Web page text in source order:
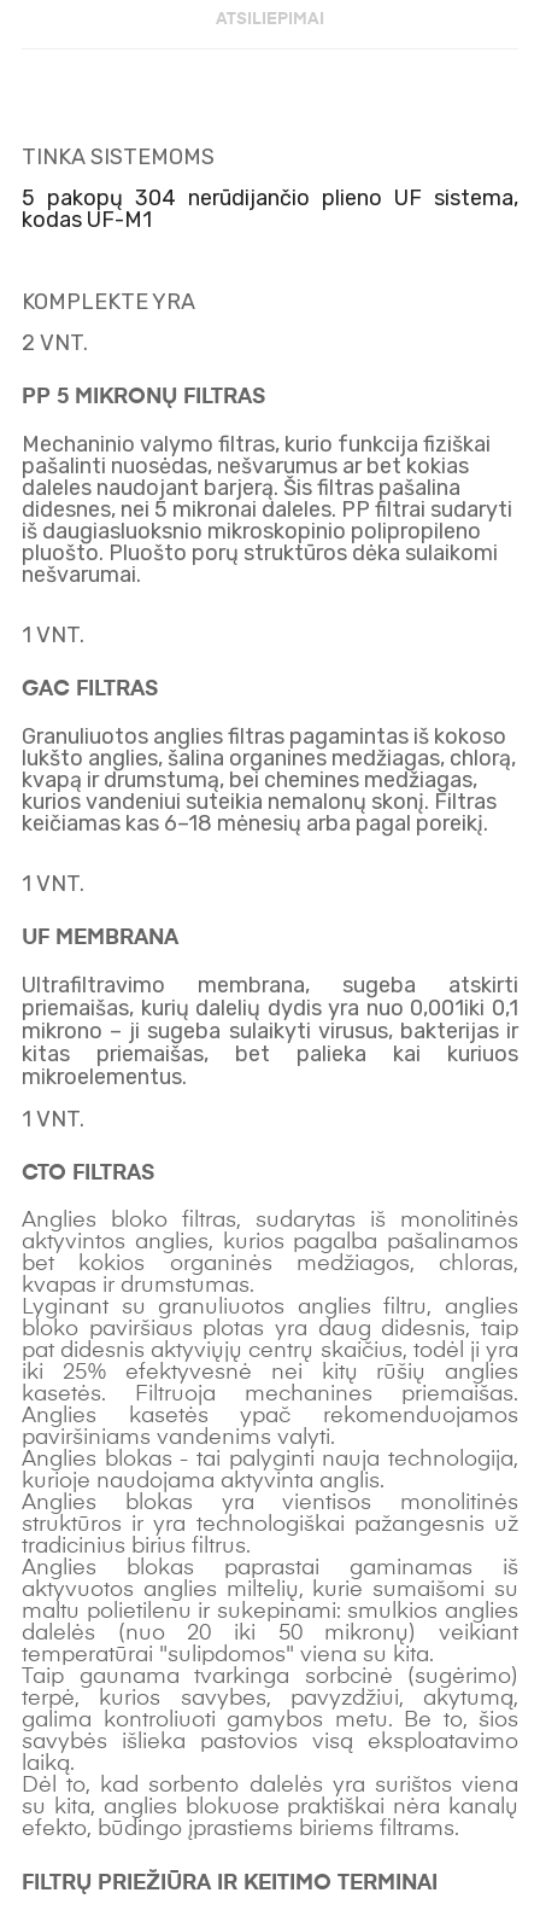
ATSILIEPIMAI
TINKA SISTEMOMS
5 pakopų 304 nerūdijančio plieno UF sistema,
kodas UF-M1
KOMPLEKTE YRA
2 VNT.
PP 5 MIKRONŲ FILTRAS
Mechaninio valymo filtras, kurio funkcija fiziškai
pašalinti nuosėdas, nešvarumus ar bet kokias
daleles naudojant barjerą. Šis filtras pašalina
didesnes, nei 5 mikronai daleles. PP filtrai sudaryti
iš daugiasluoksnio mikroskopinio polipropileno
pluošto. Pluošto porų struktūros dėka sulaikomi
nešvarumai.
1 VNT.
GAC FILTRAS
Granuliuotos anglies filtras pagamintas iš kokoso
lukšto anglies, šalina organines medžiagas, chlorą,
kvapą ir drumstumą, bei chemines medžiagas,
kurios vandeniui suteikia nemalonų skonį. Filtras
keičiamas kas 6–18 mėnesių arba pagal poreikį.
1 VNT.
UF MEMBRANA
Ultrafiltravimo membrana, sugeba atskirti
priemaišas, kurių dalelių dydis yra nuo 0,001iki 0,1
mikrono – ji sugeba sulaikyti virusus, bakterijas ir
kitas priemaišas, bet palieka kai kuriuos
mikroelementus.
ZEROWATER
FILTER
INCLUDES:
1 VNT.
CTO FILTRAS
Anglies bloko filtras, sudarytas iš monolitinės
aktyvintos anglies, kurios pagalba pašalinamos
bet kokios organinės medžiagos, chloras,
kvapas ir drumstumas.
Lyginant su granuliuotos anglies filtru, anglies
bloko paviršiaus plotas yra daug didesnis, taip
pat didesnis aktyviųjų centrų skaičius, todėl ji yra
iki 25% efektyvesnė nei kitų rūšių anglies
kasetės. Filtruoja mechanines priemaišas.
Anglies kasetės ypač rekomenduojamos
paviršiniams vandenims valyti.
Anglies blokas - tai palyginti nauja technologija,
kurioje naudojama aktyvinta anglis.
Anglies blokas yra vientisos monolitinės
struktūros ir yra technologiškai pažangesnis už
tradicinius birius filtrus.
Anglies blokas paprastai gaminamas iš
aktyvuotos anglies miltelių, kurie sumaišomi su
maltu polietilenu ir sukepinami: smulkios anglies
dalelės (nuo 20 iki 50 mikronų) veikiant
temperatūrai "sulipdomos" viena su kita.
Taip gaunama tvarkinga sorbcinė (sugėrimo)
terpė, kurios savybes, pavyzdžiui, akytumą,
galima kontroliuoti gamybos metu. Be to, šios
savybės išlieka pastovios visą eksploatavimo
laiką.
Dėl to, kad sorbento dalelės yra surištos viena
su kita, anglies blokuose praktiškai nėra kanalų
efekto, būdingo įprastiems biriems filtrams.
FILTRŲ PRIEŽIŪRA IR KEITIMO TERMINAI